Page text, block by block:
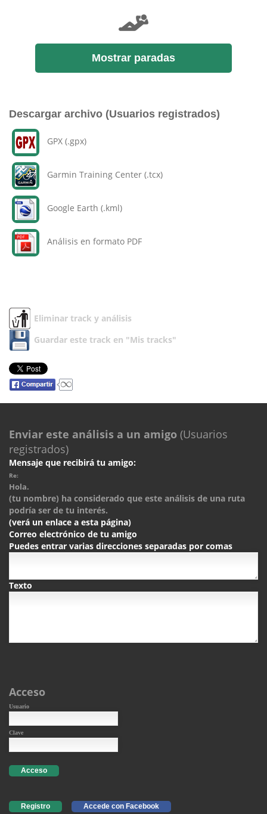
Mostrar paradas
Descargar archivo (Usuarios registrados)
GPX (.gpx)
Garmin Training Center (.tcx)
Google Earth (.kml)
Análisis en formato PDF
Eliminar track y análisis
Guardar este track en "Mis tracks"
Enviar este análisis a un amigo (Usuarios
registrados)
Mensaje que recibirá tu amigo:
Re:
Hola.
(tu nombre) ha considerado que este análisis de una ruta
podría ser de tu interés.
(verá un enlace a esta página)
Correo electrónico de tu amigo
Puedes entrar varias direcciones separadas por comas
Texto
Acceso
Usuario
Clave
Acceso
Registro Accede con Facebook